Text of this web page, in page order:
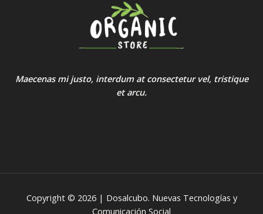
Maecenas mi justo, interdum at consectetur vel, tristique
et arcu.
Copyright © 2026 | Dosalcubo. Nuevas Tecnologías y
Comunicación Social